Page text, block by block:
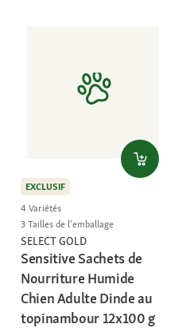
EXCLUSIF
4 Variétés
3 Tailles de l'emballage
SELECT GOLD
Sensitive Sachets de
Nourriture Humide
Chien Adulte Dinde au
topinambour 12x100 g